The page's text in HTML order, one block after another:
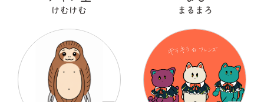
けむけむ まるまろ